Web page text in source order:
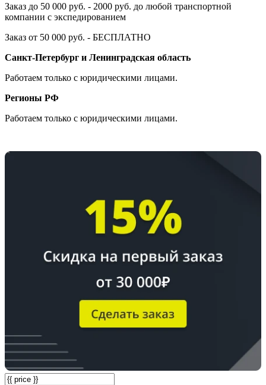
Заказ до 50 000 руб. - 2000 руб. до любой транспортной
компании с экспедированием
Заказ от 50 000 руб. - БЕСПЛАТНО
Санкт-Петербург и Ленинградская область
Работаем только с юридическими лицами.
Регионы РФ
Работаем только с юридическими лицами.